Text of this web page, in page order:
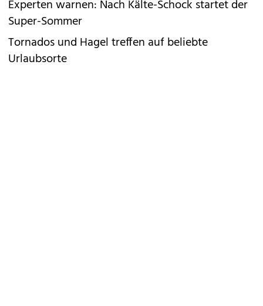
Experten warnen: Nach Kälte-Schock startet der
Super-Sommer
Tornados und Hagel treffen auf beliebte
Urlaubsorte